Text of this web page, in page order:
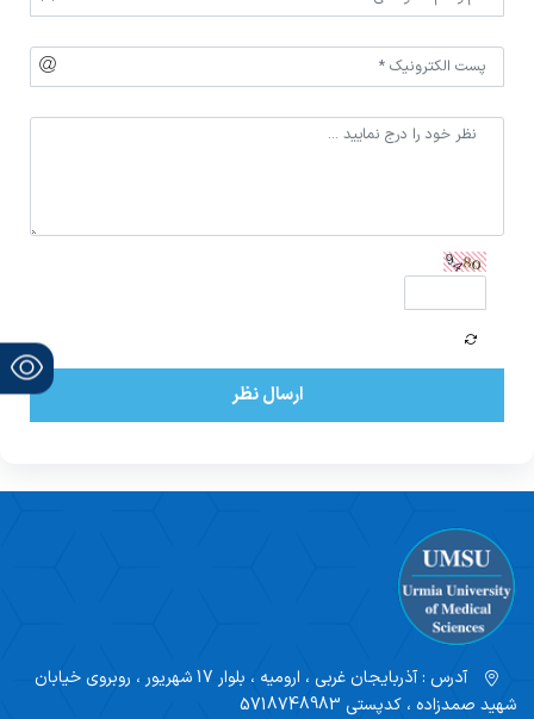
ارسال نظر
آدرس :
آذربایجان غربی ، ارومیه ، بلوار 17 شهریور ، روبروی خیابان
شهید صمدزاده ، کدپستی 5718748983